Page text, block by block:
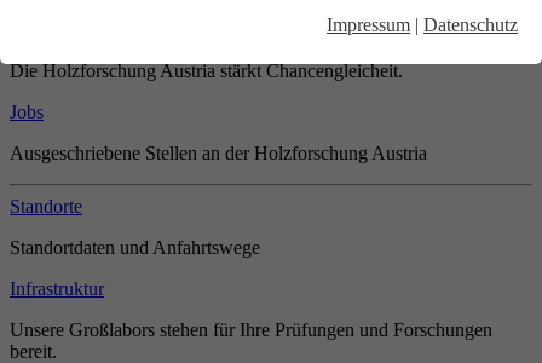
Impressum | Datenschutz
Die Holzforschung Austria stärkt Chancengleicheit.
Jobs
Ausgeschriebene Stellen an der Holzforschung Austria
Standorte
Standortdaten und Anfahrtswege
Infrastruktur
Unsere Großlabors stehen für Ihre Prüfungen und Forschungen
bereit.